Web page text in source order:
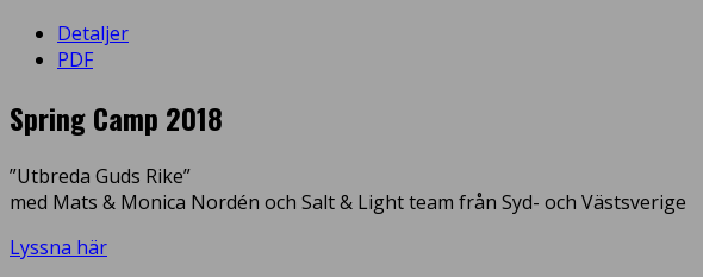
Detaljer
PDF
Spring Camp 2018
”Utbreda Guds Rike”
med Mats & Monica Nordén och Salt & Light team från Syd- och Västsverige
Lyssna här